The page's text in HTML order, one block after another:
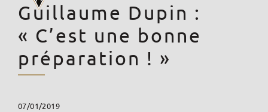
CLUB
PROLIGUE
FORMATION
Guillaume Dupin :
« C’est une bonne
préparation ! »
07/01/2019